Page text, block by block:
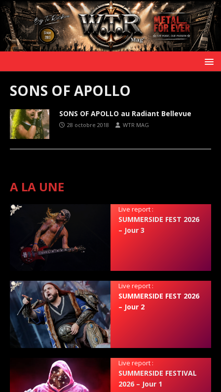
SONS OF APOLLO
SONS OF APOLLO au Radiant Bellevue
28 octobre 2018 WTR MAG
A LA UNE
Live report :
SUMMERSIDE FEST 2026
– Jour 3
Live report :
SUMMERSIDE FEST 2026
– Jour 2
Live report :
SUMMERSIDE FESTIVAL
2026 – Jour 1